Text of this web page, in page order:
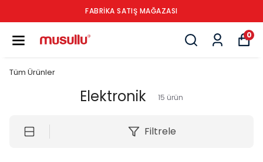
FABRİKA SATIŞ MAĞAZASI
0
Tüm Ürünler
Elektronik 15 ürün
Filtrele